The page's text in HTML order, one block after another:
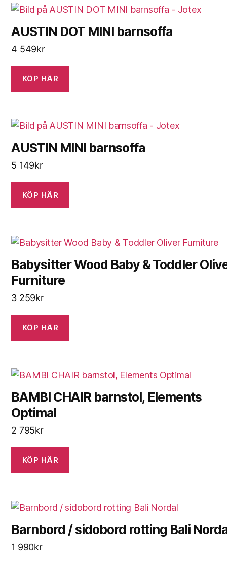
AUSTIN DOT MINI barnsoffa
4 549kr
KÖP HÄR
AUSTIN MINI barnsoffa
5 149kr
KÖP HÄR
Babysitter Wood Baby & Toddler
Furniture
3 259kr
KÖP HÄR
BAMBI CHAIR barnstol, Elements
Optimal
2 795kr
KÖP HÄR
Barnbord / sidobord rotting Bali
1 990kr